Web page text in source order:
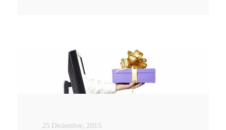
25 Diciembre, 2015